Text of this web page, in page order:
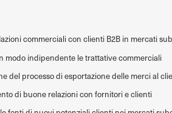
commerciali con clienti B2B in mercati
modo indipendente le trattative commerciali
del processo di esportazione delle merci al
di buone relazioni con fornitori e clienti